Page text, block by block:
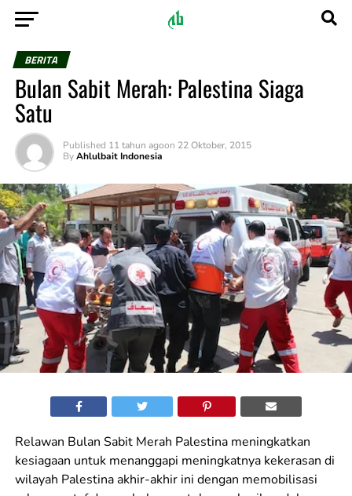
BERITA
Bulan Sabit Merah: Palestina Siaga
Satu
Published 11 tahun agoon 22 Oktober, 2015
By Ahlulbait Indonesia
Relawan Bulan Sabit Merah Palestina meningkatkan
kesiagaan untuk menanggapi meningkatnya kekerasan di
wilayah Palestina akhir-akhir ini dengan memobilisasi